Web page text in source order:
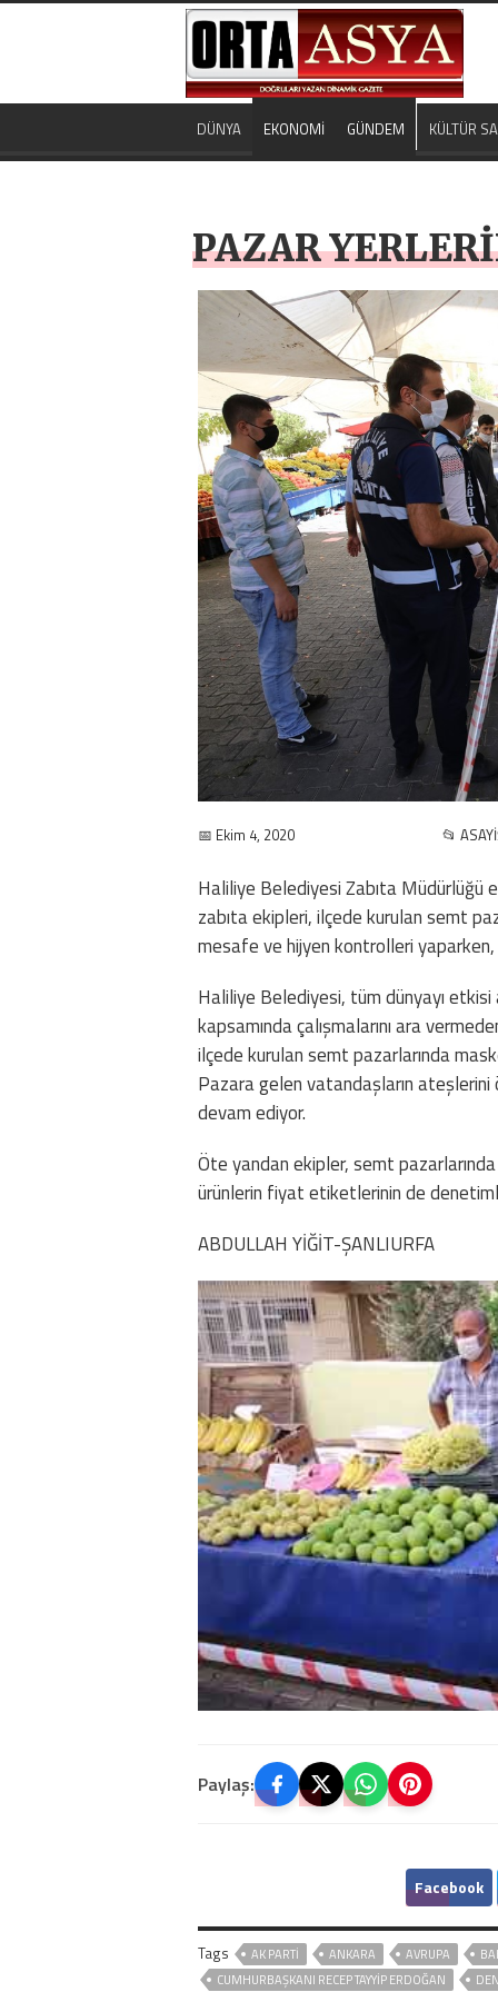
DÜNYA EKONOMİ GÜNDEM KÜLTÜR
PAZAR
📅 Ekim 4, 2020 📂
Haliliye Belediyesi Zabıta Müdürlüğü
zabıta ekipleri, ilçede kurulan semt
mesafe ve hijyen kontrolleri
Haliliye Belediyesi, tüm dünyayı
kapsamında çalışmalarını ara
ilçede kurulan semt pazarlarında
Pazara gelen vatandaşların ateşlerini
devam ediyor.
Öte yandan ekipler, semt
ürünlerin fiyat etiketlerinin de
ABDULLAH YİĞİT-ŞANLIURFA
Paylaş:
Facebook
Tags AK PARTİ ANKARA AVRUPA
CUMHURBAŞKANI RECEP TAYYIP ERDOĞAN